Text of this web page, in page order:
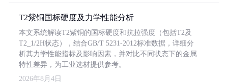
T2紫铜国标硬度及力学性能分析
本文系统解读T2紫铜的国标硬度和抗拉强度（包括T2及
T2_1/2H状态），结合GB/T 5231-2012标准数据，详细分
析其力学性能指标及影响因素，并对比不同状态下的金属
特性差异，为工业选材提供参考。
2026年8月4日